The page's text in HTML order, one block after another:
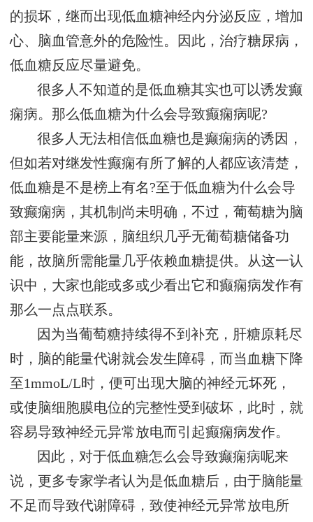
的损坏，继而出现低血糖神经内分泌反应，增加
心、脑血管意外的危险性。因此，治疗糖尿病，
低血糖反应尽量避免。
很多人不知道的是低血糖其实也可以诱发癫
痫病。那么低血糖为什么会导致癫痫病呢?
很多人无法相信低血糖也是癫痫病的诱因，
但如若对继发性癫痫有所了解的人都应该清楚，
低血糖是不是榜上有名?至于低血糖为什么会导
致癫痫病，其机制尚未明确，不过，葡萄糖为脑
部主要能量来源，脑组织几乎无葡萄糖储备功
能，故脑所需能量几乎依赖血糖提供。从这一认
识中，大家也能或多或少看出它和癫痫病发作有
那么一点点联系。
因为当葡萄糖持续得不到补充，肝糖原耗尽
时，脑的能量代谢就会发生障碍，而当血糖下降
至1mmoL/L时，便可出现大脑的神经元坏死，
或使脑细胞膜电位的完整性受到破坏，此时，就
容易导致神经元异常放电而引起癫痫病发作。
因此，对于低血糖怎么会导致癫痫病呢来
说，更多专家学者认为是低血糖后，由于脑能量
不足而导致代谢障碍，致使神经元异常放电所